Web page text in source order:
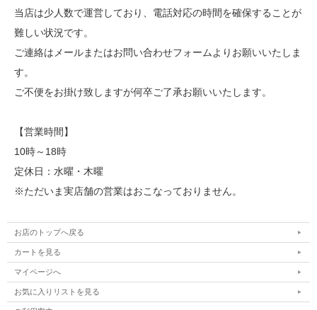
当店は少人数で運営しており、電話対応の時間を確保することが
難しい状況です。
ご連絡はメールまたはお問い合わせフォームよりお願いいたしま
す。
ご不便をお掛け致しますが何卒ご了承お願いいたします。
【営業時間】
10時～18時
定休日：水曜・木曜
※ただいま実店舗の営業はおこなっておりません。
お店のトップへ戻る
カートを見る
マイページへ
お気に入りリストを見る